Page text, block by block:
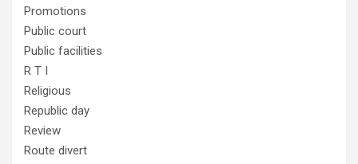
Promotions
Public court
Public facilities
R T I
Religious
Republic day
Review
Route divert